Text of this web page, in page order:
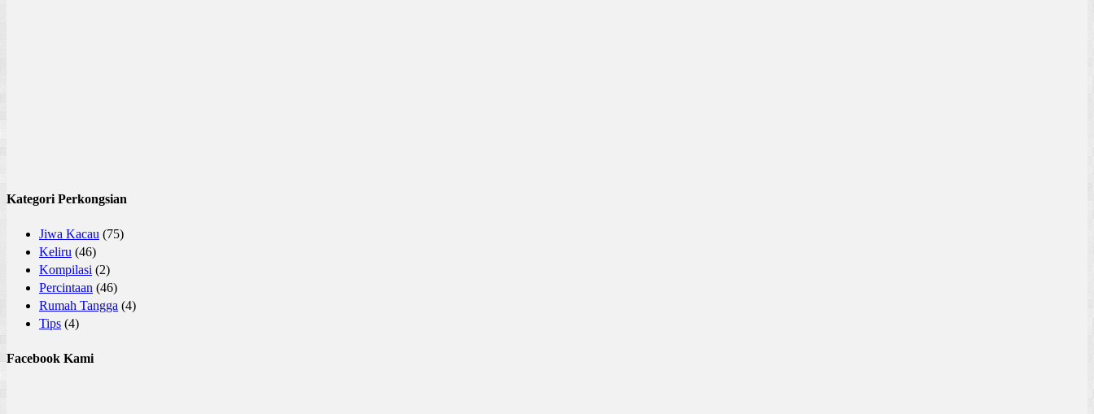
Kategori Perkongsian
Jiwa Kacau (75)
Keliru (46)
Kompilasi (2)
Percintaan (46)
Rumah Tangga (4)
Tips (4)
Facebook Kami